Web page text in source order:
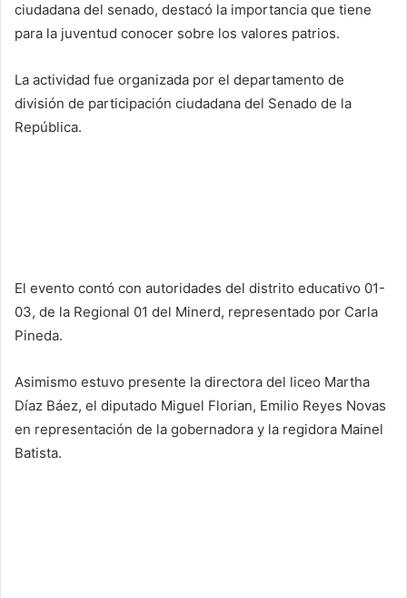
ciudadana del senado, destacó la importancia que tiene
para la juventud conocer sobre los valores patrios.
La actividad fue organizada por el departamento de
división de participación ciudadana del Senado de la
República.
El evento contó con autoridades del distrito educativo 01-
03, de la Regional 01 del Minerd, representado por Carla
Pineda.
Asimismo estuvo presente la directora del liceo Martha
Díaz Báez, el diputado Miguel Florian, Emilio Reyes Novas
en representación de la gobernadora y la regidora Mainel
Batista.